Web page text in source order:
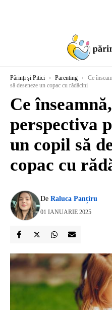
Părinți și Pitici › Parenting ›
Ce
să deseneze un copac cu rădăcini
Ce
perspectiva
un copil să
copac cu
De Raluca Panțiru
01 IANUARIE 2025